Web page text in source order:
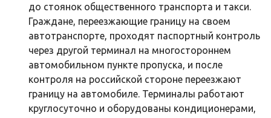
до стоянок общественного транспорта и такси.
Граждане, переезжающие границу на своем
автотранспорте, проходят паспортный контроль
через другой терминал на многостороннем
автомобильном пункте пропуска, и после
контроля на российской стороне переезжают
границу на автомобиле. Терминалы работают
круглосуточно и оборудованы кондиционерами,